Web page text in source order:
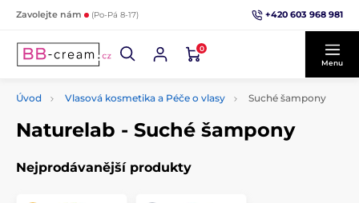
Zavolejte nám (Po-Pá 8-17) +420 603 968 981
0
Menu
Úvod Vlasová kosmetika a Péče o vlasy Suché šampony
Naturelab - Suché šampony
Nejprodávanější produkty